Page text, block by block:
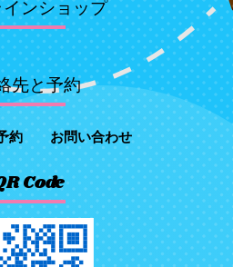
ンショップ
先と予約
約 お問い合わせ
Code